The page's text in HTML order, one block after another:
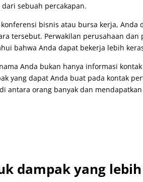
sebuah percakapan.
bisnis atau bursa kerja, Anda
tersebut. Perwakilan perusahaan dan
bahwa Anda dapat bekerja lebih
Anda bukan hanya informasi
yang dapat Anda buat pada kontak
antara orang banyak dan
dampak yang